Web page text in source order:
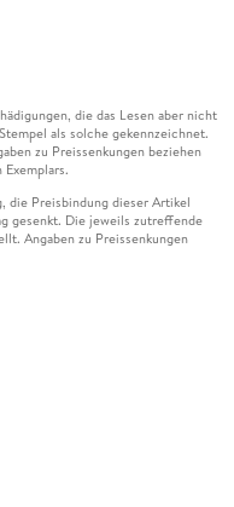
die das Lesen aber nicht
als solche gekennzeichnet.
zu Preissenkungen beziehen
die Preisbindung dieser Artikel
gesenkt. Die jeweils zutreffende
Angaben zu Preissenkungen